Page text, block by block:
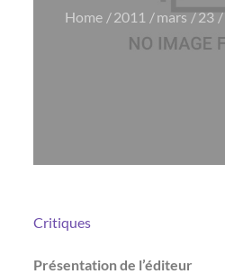
Home 2011 mars 23
Critiques
Présentation de l’éditeur